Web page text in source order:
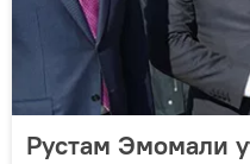
Рустам Эмомали